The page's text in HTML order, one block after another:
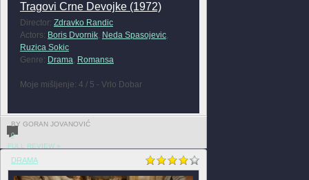
Tragovi Crne Devojke (1972)
Director: Zdravko Randic
Actors: Boris Dvornik, Neda Spasojevic,
Ruzica Sokic
Genre: Drama, Romansa
Moje mišljenje: 4 / 5 - Vrlo Dobar
BY GORAN JOVANOVIĆ
0
FULL REVIEW »
DRAMA